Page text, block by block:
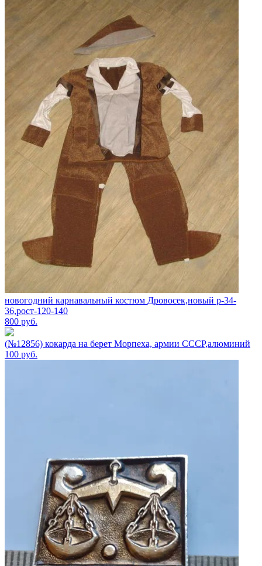
новогодний карнавальный костюм Дровосек,новый р-34-
36,рост-120-140
800 руб.
(№12856) кокарда на берет Морпеха, армии СССР,алюминий
100 руб.